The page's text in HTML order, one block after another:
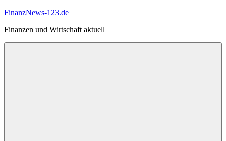
Zum
springen
FinanzNews-123.de
Finanzen und Wirtschaft aktuell